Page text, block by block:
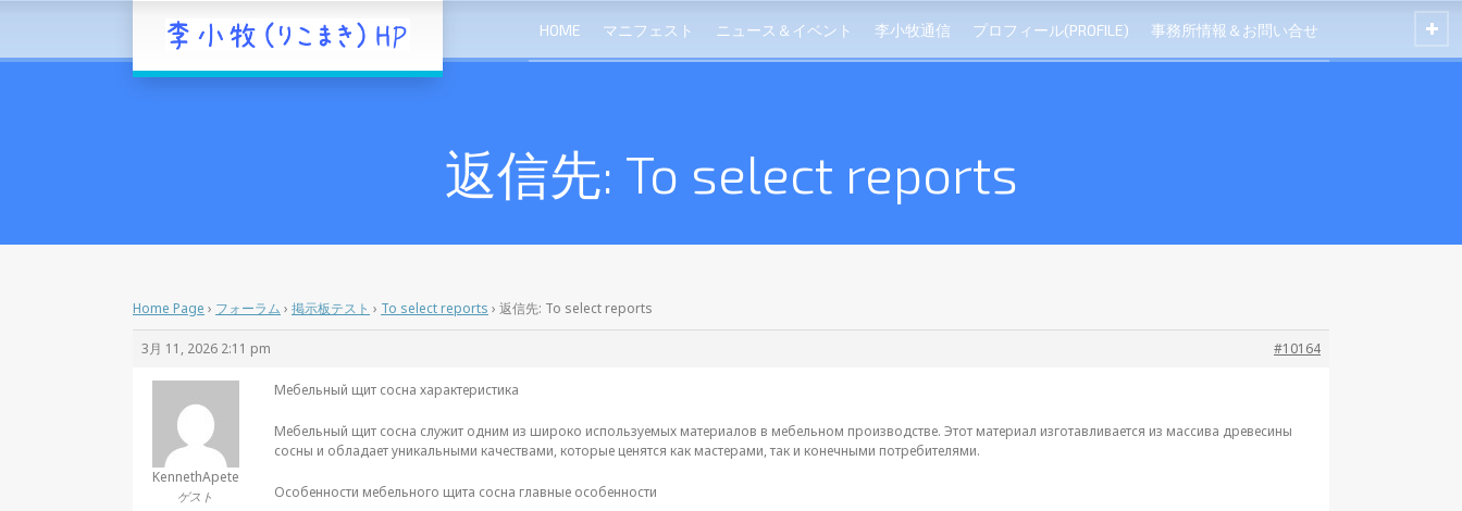
HOME マニフェスト ニュース＆イベント 李小牧通信 プロフィール(PROFILE) 事務所情報＆お問い合せ
返信先: To select reports
Home Page › フォーラム › 掲示板テスト › To select reports › 返信先: To select reports
3月 11, 2026 2:11 pm #10164
KennethApete
ゲスト
Мебельный щит сосна характеристика
Мебельный щит сосна служит одним из широко используемых материалов в мебельном производстве. Этот материал изготавливается из массива древесины
сосны и обладает уникальными качествами, которые ценятся как мастерами, так и конечными потребителями.
Особенности мебельного щита сосна главные особенности